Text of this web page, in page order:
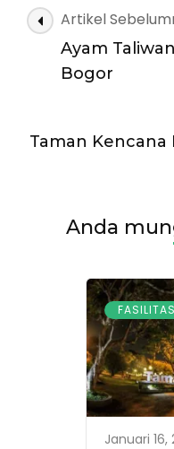
Navigasi
Artikel
Artikel
Ayam
Bogor
Taman Kencana
Anda
Januari 16,